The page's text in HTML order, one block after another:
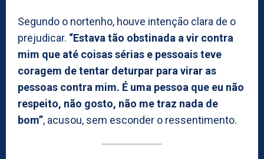
Segundo o nortenho, houve intenção clara de o
prejudicar. “Estava tão obstinada a vir contra
mim que até coisas sérias e pessoais teve
coragem de tentar deturpar para virar as
pessoas contra mim. É uma pessoa que eu não
respeito, não gosto, não me traz nada de
bom”, acusou, sem esconder o ressentimento.